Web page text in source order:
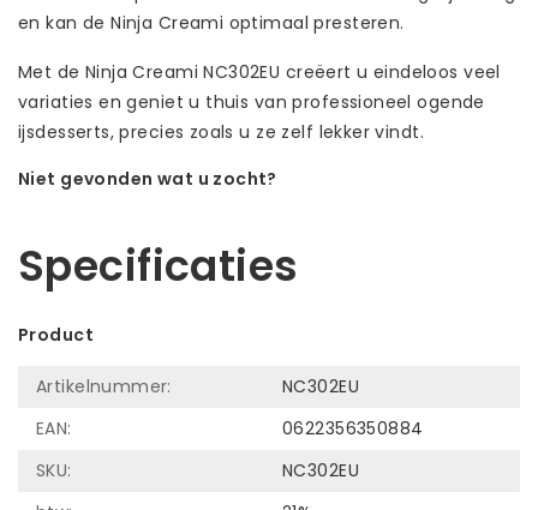
en kan de Ninja Creami optimaal presteren.
Met de Ninja Creami NC302EU creëert u eindeloos veel
variaties en geniet u thuis van professioneel ogende
ijsdesserts, precies zoals u ze zelf lekker vindt.
Niet gevonden wat u zocht?
Specificaties
Product
Artikelnummer:
NC302EU
EAN:
0622356350884
SKU:
NC302EU